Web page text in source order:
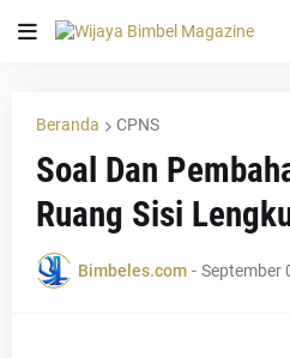
Beranda CPNS
Soal Dan
Ruang Sisi
Bimbeles.com - September